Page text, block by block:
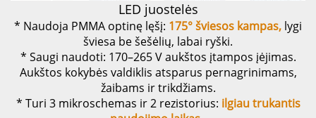
LED juostelės
* Naudoja PMMA optinę lęšį: 175° šviesos kampas, lygi
šviesa be šešėlių, labai ryški.
* Saugi naudoti: 170–265 V aukštos įtampos įėjimas.
Aukštos kokybės valdiklis atsparus pernagrinimams,
žaibams ir trikdžiams.
* Turi 3 mikroschemas ir 2 rezistorius: ilgiau trukantis